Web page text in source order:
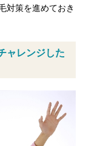
対策を進めておき
ャレンジした